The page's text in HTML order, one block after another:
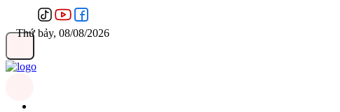
Thứ bảy, 08/08/2026